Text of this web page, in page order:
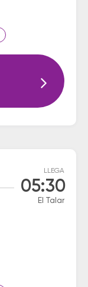
LLEGA
05:30
El Talar